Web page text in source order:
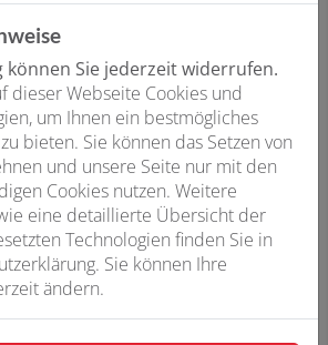
Wohnbereich, Bad im
Problem.
Sie jederzeit widerrufen.
dieser Webseite Cookies und
um Ihnen ein bestmögliches
bieten. Sie können das Setzen von
und unsere Seite nur mit den
Cookies nutzen. Weitere
eine detaillierte Übersicht der
Technologien finden Sie in
Sie können Ihre
ändern.